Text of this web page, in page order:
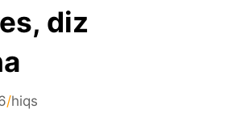
diz
/hiqs